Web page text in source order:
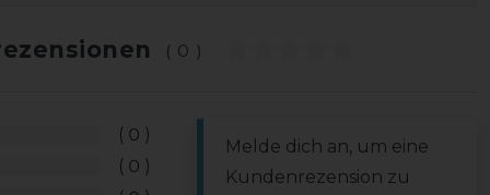
(0)
0
0
Melde dich an, um eine
Kundenrezension zu